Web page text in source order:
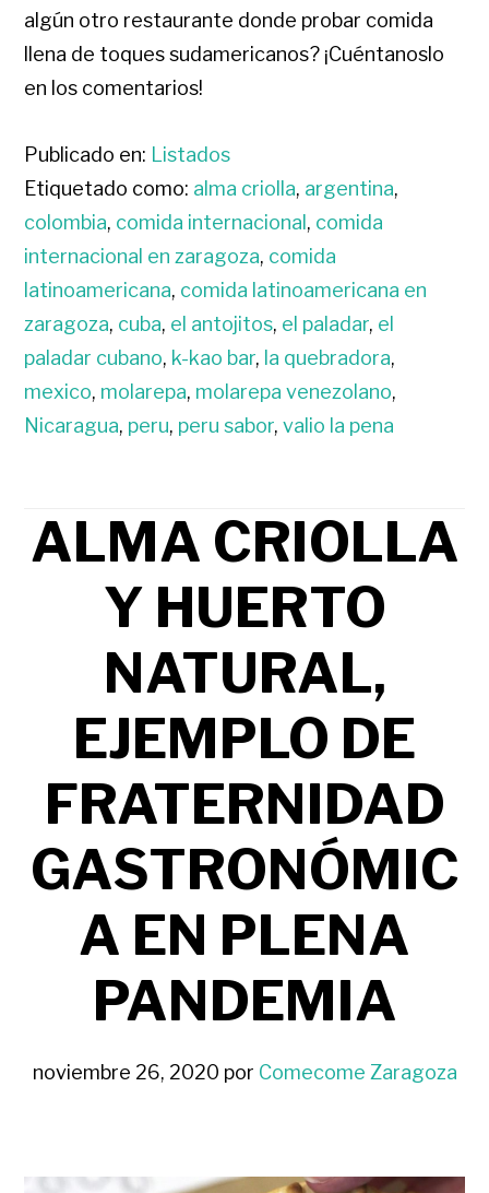
algún otro restaurante donde probar comida
llena de toques sudamericanos? ¡Cuéntanoslo
en los comentarios!
Publicado en: Listados
Etiquetado como: alma criolla, argentina,
colombia, comida internacional , comida
internacional en zaragoza, comida
latinoamericana, comida latinoamericana en
zaragoza, cuba, el antojitos, el paladar, el
paladar cubano, k-kao bar, la quebradora,
mexico, molarepa, molarepa venezolano,
Nicaragua, peru, peru sabor,valio la pena
ALMA CRIOLLA
Y HUERTO
NATURAL,
EJEMPLO DE
FRATERNIDAD
GASTRONÓMIC
A EN PLENA
PANDEMIA
noviembre 26, 2020 por Comecome Zaragoza